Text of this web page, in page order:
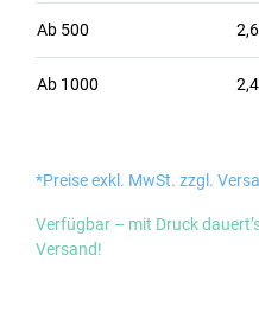
Ab 500
Ab 1000
*Preise exkl. MwSt. zzgl.
Verfügbar – mit Druck
Versand!